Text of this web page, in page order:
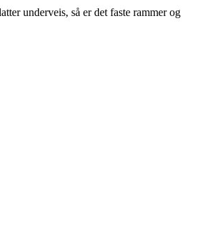
underveis, så er det faste rammer og